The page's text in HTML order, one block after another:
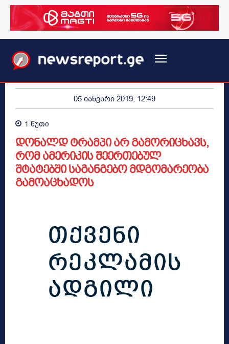
05 იანვარი 2019, 12:49
1 წუთი
დონალდ ტრამპი არ გამორიცხავს,
რომ ამერიკის შეერთებულ
შტატებში საგანგებო მდგომარეობა
გამოაცხადოს